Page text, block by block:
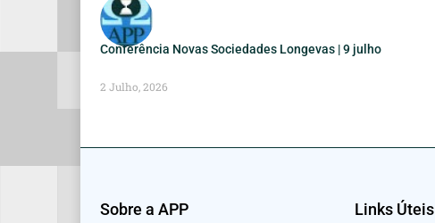
Conferência Novas Sociedades Longevas | 9 julho
2 Julho, 2026
Sobre a APP Links Úteis